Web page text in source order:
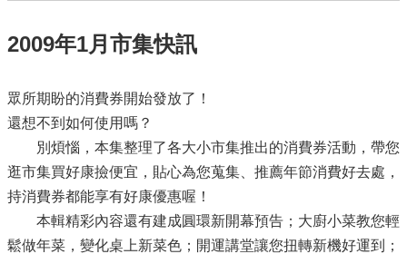
2009年1月市集快訊
眾所期盼的消費券開始發放了！
還想不到如何使用嗎？
別煩惱，本集整理了各大小市集推出的消費券活動，帶您
逛市集買好康撿便宜，貼心為您蒐集、推薦年節消費好去處，
持消費券都能享有好康優惠喔！
本輯精彩內容還有建成圓環新開幕預告；大廚小菜教您輕
鬆做年菜，變化桌上新菜色；開運講堂讓您扭轉新機好運到；